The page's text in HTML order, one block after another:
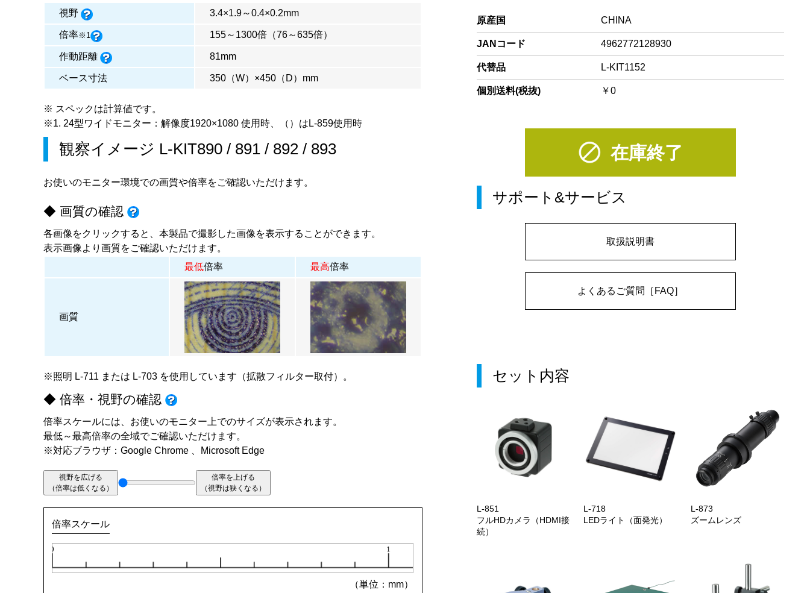
視野 3.4×1.9～0.4×0.2mm
倍率※1 155～1300倍（76～635倍）
作動距離 81mm
ベース寸法 350（W）×450（D）mm
※ スペックは計算値です。
※1. 24型ワイドモニター：解像度1920×1080 使用時、（）はL-859使用時
観察イメージ L-KIT890 / 891 / 892 / 893
お使いのモニター環境での画質や倍率をご確認いただけます。
◆ 画質の確認
各画像をクリックすると、本製品で撮影した画像を表示することができます。
表示画像より画質をご確認いただけます。
最低倍率 最高倍率
画質
※照明 L-711 または L-703 を使用しています（拡散フィルター取付）。
◆ 倍率・視野の確認
倍率スケールには、お使いのモニター上でのサイズが表示されます。
最低～最高倍率の全域でご確認いただけます。
※対応ブラウザ：Google Chrome 、Microsoft Edge
視野を広げる
（倍率は低くなる）
倍率を上げる
（視野は狭くなる）
倍率スケール
（単位：mm）
原産国 CHINA
JANコード 4962772128930
代替品 L-KIT1152
個別送料(税抜) ￥0
在庫終了
サポート&サービス
取扱説明書
よくあるご質問［FAQ］
セット内容
L-851
フルHDカメラ（HDMI接
続）
L-718
LEDライト（面発光）
L-873
ズームレンズ